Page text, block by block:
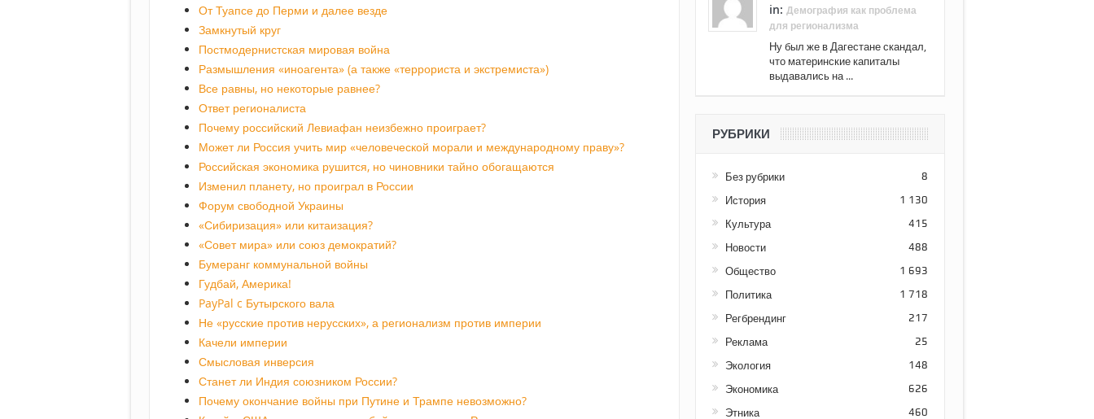
От Туапсе до Перми и далее везде
Замкнутый круг
Постмодернистская мировая война
Размышления «иноагента» (а также «террориста и экстремиста»)
Все равны, но некоторые равнее?
Ответ регионалиста
Почему российский Левиафан неизбежно проиграет?
Может ли Россия учить мир «человеческой морали и международному праву»?
Российская экономика рушится, но чиновники тайно обогащаются
Изменил планету, но проиграл в России
Форум свободной Украины
«Сибиризация» или китаизация?
«Совет мира» или союз демократий?
Бумеранг коммунальной войны
Гудбай, Америка!
PayPal c Бутырского вала
Не «русские против нерусских», а регионализм против империи
Качели империи
Смысловая инверсия
Станет ли Индия союзником России?
Почему окончание войны при Путине и Трампе невозможно?
in: Демография как проблема
для регионализма
Ну был же в Дагестане скандал,
что материнские капиталы
выдавались на ...
РУБРИКИ
Без рубрики 8
История 1 130
Культура 415
Новости 488
Общество 1 693
Политика 1 718
Регбрендинг 217
Реклама 25
Экология 148
Экономика 626
Этника 460